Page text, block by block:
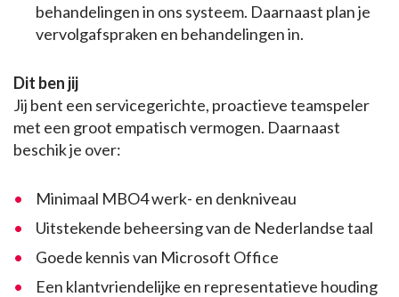
behandelingen in ons systeem. Daarnaast plan je
vervolgafspraken en behandelingen in.
Dit ben jij
Jij bent een servicegerichte, proactieve teamspeler
met een groot empatisch vermogen. Daarnaast
beschik je over:
Minimaal MBO4 werk- en denkniveau
Uitstekende beheersing van de Nederlandse taal
Goede kennis van Microsoft Office
Een klantvriendelijke en representatieve houding